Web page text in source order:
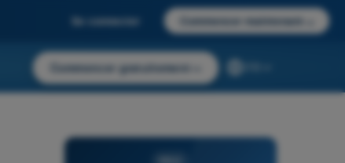
Se connecter Commencer maintenant
Commencer gratuitement